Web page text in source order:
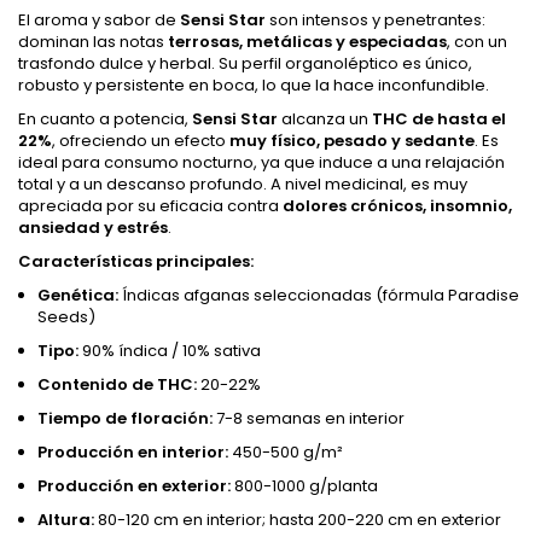
El aroma y sabor de Sensi Star son intensos y penetrantes:
dominan las notas terrosas, metálicas y especiadas, con un
trasfondo dulce y herbal. Su perfil organoléptico es único,
robusto y persistente en boca, lo que la hace inconfundible.
En cuanto a potencia, Sensi Star alcanza un THC de hasta el
22%, ofreciendo un efecto muy físico, pesado y sedante. Es
ideal para consumo nocturno, ya que induce a una relajación
total y a un descanso profundo. A nivel medicinal, es muy
apreciada por su eficacia contra dolores crónicos, insomnio,
ansiedad y estrés.
Características principales:
Genética: Índicas afganas seleccionadas (fórmula Paradise
Seeds)
Tipo:90% índica / 10% sativa
Contenido de THC:20-22%
Tiempo de floración:7-8 semanas en interior
Producción en interior: 450-500 g/m²
Producción en exterior:800-1000 g/planta
Altura:80-120 cm en interior; hasta 200-220 cm en exterior